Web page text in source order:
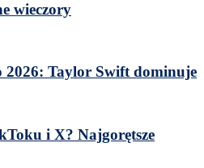
wieczory
2026: Taylor Swift dominuje
i X? Najgorętsze